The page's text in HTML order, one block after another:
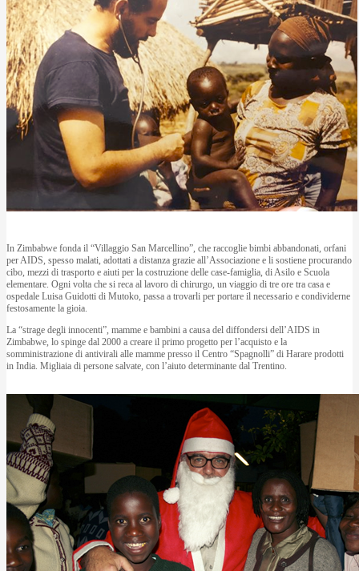
In Zimbabwe fonda il “Villaggio San Marcellino”, che raccoglie bimbi abbandonati, orfani
per AIDS, spesso malati, adottati a distanza grazie all’Associazione e li sostiene procurando
cibo, mezzi di trasporto e aiuti per la costruzione delle case-famiglia, di Asilo e Scuola
elementare. Ogni volta che si reca al lavoro di chirurgo, un viaggio di tre ore tra casa e
ospedale Luisa Guidotti di Mutoko, passa a trovarli per portare il necessario e condividerne
festosamente la gioia.
La “strage degli innocenti”, mamme e bambini a causa del diffondersi dell’AIDS in
Zimbabwe, lo spinge dal 2000 a creare il primo progetto per l’acquisto e la
somministrazione di antivirali alle mamme presso il Centro “Spagnolli” di Harare prodotti
in India. Migliaia di persone salvate, con l’aiuto determinante dal Trentino.